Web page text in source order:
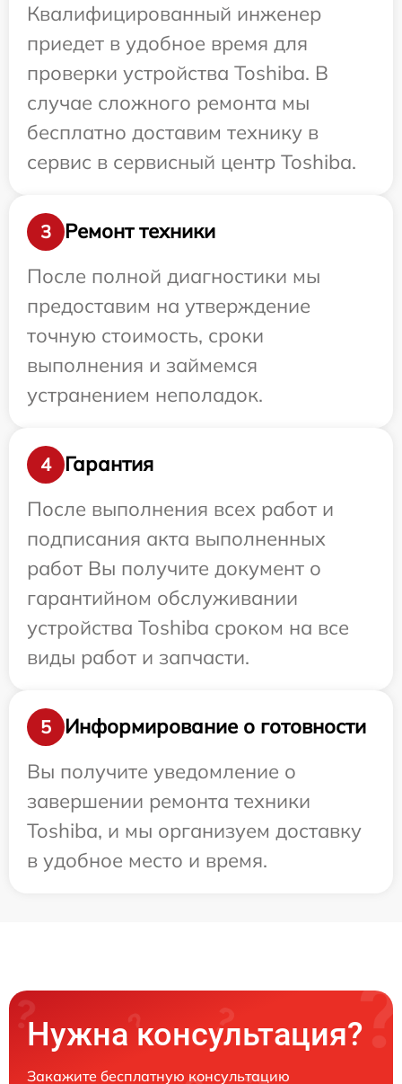
Квалифицированный инженер
приедет в удобное время для
проверки устройства Toshiba. В
случае сложного ремонта мы
бесплатно доставим технику в
сервис в сервисный центр Toshiba.
3
Ремонт техники
После полной диагностики мы
предоставим на утверждение
точную стоимость, сроки
выполнения и займемся
устранением неполадок.
4
Гарантия
После выполнения всех работ и
подписания акта выполненных
работ Вы получите документ о
гарантийном обслуживании
устройства Toshiba сроком на все
виды работ и запчасти.
5
Информирование о готовности
Вы получите уведомление о
завершении ремонта техники
Toshiba, и мы организуем доставку
в удобное место и время.
Нужна консультация?
Закажите бесплатную консультацию